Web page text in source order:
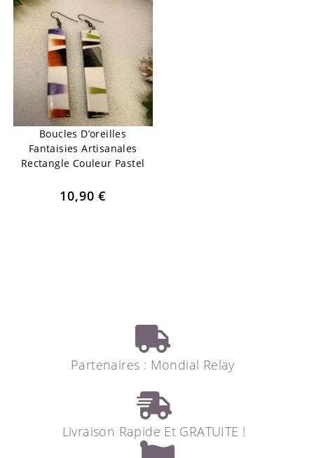
Boucles D’oreilles
Fantaisies Artisanales
Rectangle Couleur Pastel
10,90€
Partenaires : Mondial Relay
Livraison Rapide Et GRATUITE !